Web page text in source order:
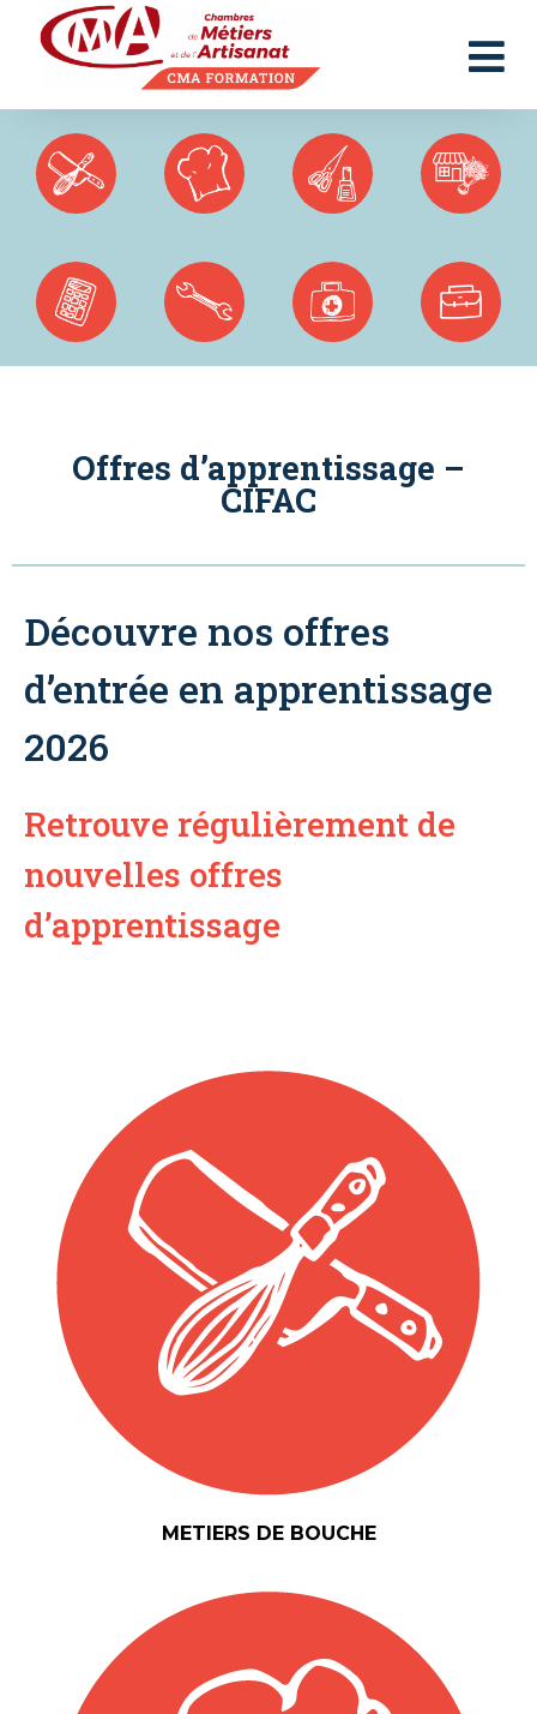
Offres d’apprentissage –
CIFAC
Découvre nos offres
d’entrée en apprentissage
2026
Retrouve régulièrement de
nouvelles offres
d’apprentissage
METIERS DE BOUCHE
Panneau de gestion des cookies